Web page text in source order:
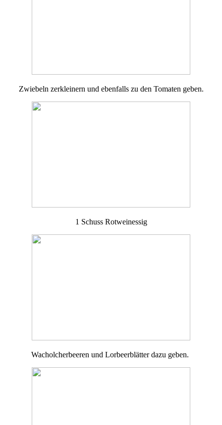
Zwiebeln zerkleinern und ebenfalls zu den Tomaten geben.
1 Schuss Rotweinessig
Wacholcherbeeren und Lorbeerblätter dazu geben.